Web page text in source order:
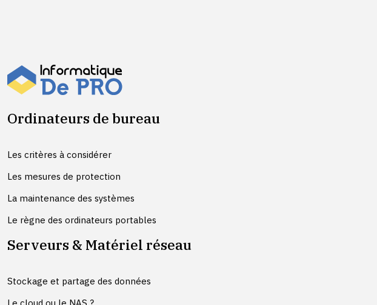
Ordinateurs de bureau
Les critères à considérer
Les mesures de protection
La maintenance des systèmes
Le règne des ordinateurs portables
Serveurs & Matériel réseau
Stockage et partage des données